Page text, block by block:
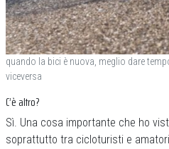
quando la bici è nuova, meglio dare
viceversa
C’è altro?
Sì. Una cosa importante che ho
soprattutto tra cicloturisti e